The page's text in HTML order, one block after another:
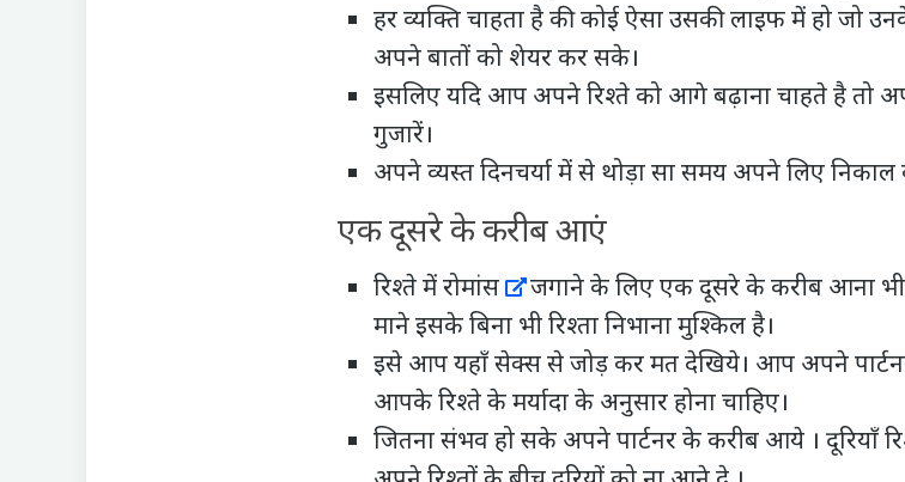
हर व्यक्ति चाहता है की कोई ऐसा उसकी लाइफ में हो जो
अपने बातों को शेयर कर सके।
इसलिए यदि आप अपने रिश्ते को आगे बढ़ाना चाहते है तो
गुजारें।
अपने व्यस्त दिनचर्या में से थोड़ा सा समय अपने लिए
एक दूसरे के करीब आएं
रिश्ते मेंरोमांस
जगाने के लिए एक दूसरे के करीब आना भी
माने इसके बिना भी रिश्ता निभाना मुश्किल है।
इसे आप यहाँ सेक्स से जोड़ कर मत देखिये। आप अपने
आपके रिश्ते के मर्यादा के अनुसार होना चाहिए।
जितना संभव हो सके अपने पार्टनर के करीब आये । दूरियाँ